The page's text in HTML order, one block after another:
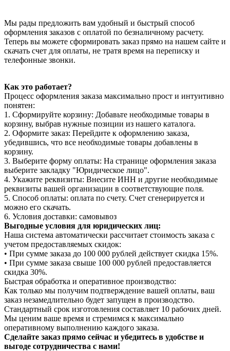
Мы рады предложить вам удобный и быстрый способ
оформления заказов с оплатой по безналичному расчету.
Теперь вы можете сформировать заказ прямо на нашем сайте и
скачать счет для оплаты, не тратя время на переписку и
телефонные звонки.
Как это работает?
Процесс оформления заказа максимально прост и интуитивно
понятен:
1. Сформируйте корзину: Добавьте необходимые товары в
корзину, выбрав нужные позиции из нашего каталога.
2. Оформите заказ: Перейдите к оформлению заказа,
убедившись, что все необходимые товары добавлены в
корзину.
3. Выберите форму оплаты: На странице оформления заказа
выберите закладку "Юридическое лицо".
4. Укажите реквизиты: Внесите ИНН и другие необходимые
реквизиты вашей организации в соответствующие поля.
5. Способ оплаты: оплата по счету. Счет сгенерируется и
можно его скачать.
6. Условия доставки: самовывоз
Выгодные условия для юридических лиц:
Наша система автоматически рассчитает стоимость заказа с
учетом предоставляемых скидок:
• При сумме заказа до 100 000 рублей действует скидка 15%.
• При сумме заказа свыше 100 000 рублей предоставляется
скидка 30%.
Быстрая обработка и оперативное производство:
Как только мы получим подтверждение вашей оплаты, ваш
заказ незамедлительно будет запущен в производство.
Стандартный срок изготовления составляет 10 рабочих дней.
Мы ценим ваше время и стремимся к максимально
оперативному выполнению каждого заказа.
Сделайте заказ прямо сейчас и убедитесь в удобстве и
выгоде сотрудничества с нами!